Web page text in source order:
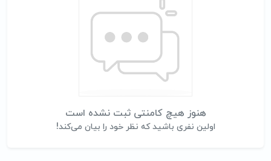
هنوز هیچ کامنتی ثبت نشده است
اولین نفری باشید که نظر خود را بیان می‌کند!